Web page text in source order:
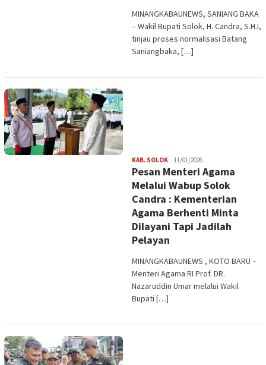
MINANGKABAUNEWS, SANIANG BAKA
– Wakil Bupati Solok, H. Candra, S.H.I,
tinjau proses normalisasi Batang
Saniangbaka, […]
KAB. SOLOKRedaksi
11/01/2026
Pesan Menteri Agama
Melalui Wabup Solok
Candra : Kementerian
Agama Berhenti Minta
Dilayani Tapi Jadilah
Pelayan
MINANGKABAUNEWS , KOTO BARU –
Menteri Agama RI Prof. DR.
Nazaruddin Umar melalui Wakil
Bupati […]